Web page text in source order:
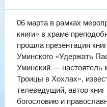
06 марта в рамках
книги» в храме
прошла презентация
Уминского «Удержать
Уминский — настоятель
Троицы в Хохлах»,
телеведущий, автор
богословию и